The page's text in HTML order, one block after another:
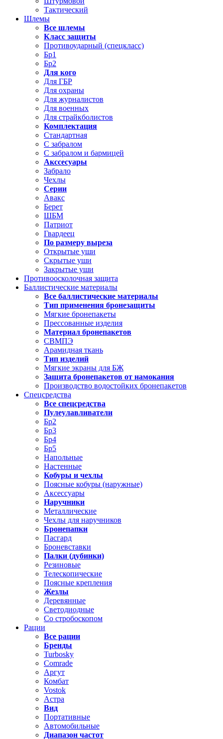
Тактический
Шлемы
Все шлемы
Класс защиты
Противоударный (спецкласс)
Бр1
Бр2
Для кого
Для ГБР
Для охраны
Для журналистов
Для военных
Для страйкболистов
Комплектация
Стандартная
С забралом
С забралом и бармицей
Акссесуары
Забрало
Чехлы
Серии
Авакс
Берет
ШБМ
Патриот
Гвардеец
По размеру выреза
Открытые уши
Скрытые уши
Закрытые уши
Противоосколочная защита
Баллистические материалы
Все баллистические материалы
Тип применения бронезащиты
Мягкие бронепакеты
Прессованные изделия
Материал бронепакетов
СВМПЭ
Арамидная ткань
Тип изделий
Мягкие экраны для БЖ
Защита бронепакетов от намокания
Производство водостойких бронепакетов
Спецсредства
Все спецсредства
Пулеулавливатели
Бр2
Бр3
Бр4
Бр5
Напольные
Настенные
Кобуры и чехлы
Поясные кобуры (наружные)
Аксессуары
Наручники
Металлические
Чехлы для наручников
Бронепапки
Пасгард
Броневставки
Палки (дубинки)
Резиновые
Телескопические
Поясные крепления
Жезлы
Деревянные
Светодиодные
Со стробоскопом
Рации
Все рации
Бренды
Turbosky
Comrade
Аргут
Комбат
Vostok
Астра
Вид
Портативные
Автомобильные
Диапазон частот